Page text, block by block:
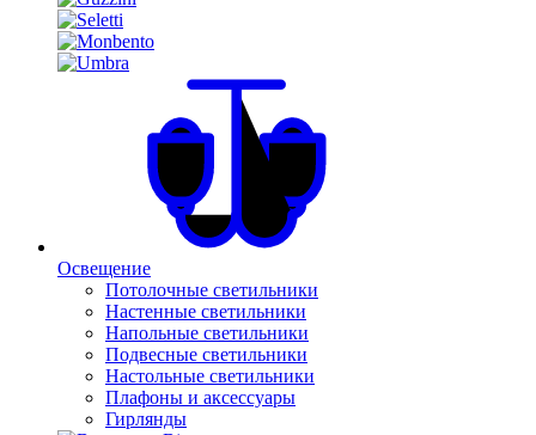
Освещение
Потолочные светильники
Настенные светильники
Напольные светильники
Подвесные светильники
Настольные светильники
Плафоны и аксессуары
Гирлянды